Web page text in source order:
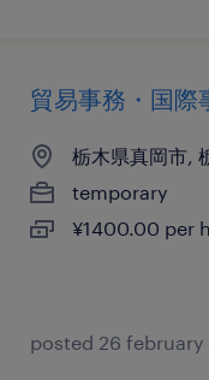
貿易事務・国際
栃木県真岡市,
temporary
¥1400.00 per
posted 26 february